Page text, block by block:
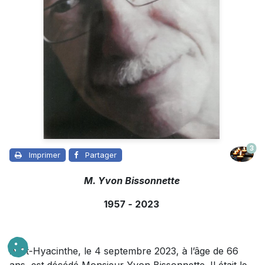
Imprimer Partager
3
M. Yvon Bissonnette
1957 - 2023
À St-Hyacinthe, le 4 septembre 2023, à l’âge de 66